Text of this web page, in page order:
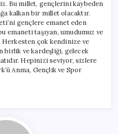
Bu millet, gençlerini kaybeden
kalkan bir millet olacaktır.
gençlere emanet eden
emaneti taşıyan, umudumuz ve
çok kendinize ve
ve kardeşliği, gelecek
Hepinizi seviyor, sizlere
Anma, Gençlik ve Spor